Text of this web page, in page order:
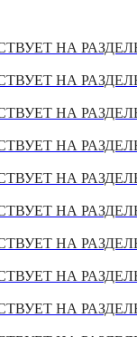
НА
НА
НА
НА
НА
НА
НА
НА
НА